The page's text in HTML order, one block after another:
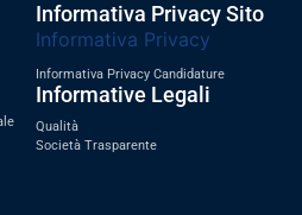
Informativa Privacy Sito
Informativa Privacy
Informativa Privacy Candidature
Informative Legali
Qualità
Società Trasparente